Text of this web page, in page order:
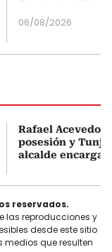
06/08/2026
Rafael Acevedo
posesión y Tunja
alcalde
reservados.
las reproducciones y
desde este sitio
que resulten